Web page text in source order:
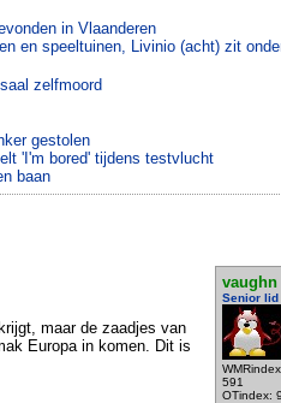
in Vlaanderen
en speeltuinen, Livinio (acht) zit
zelfmoord
gestolen
'I'm bored' tijdens testvlucht
baan
vaughn
Senior lid
591
OTindex:
maar de zaadjes van
Europa in komen. Dit is